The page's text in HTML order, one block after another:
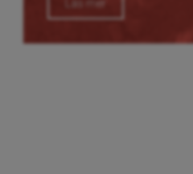
Läs mer